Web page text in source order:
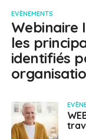
EVÈNEMENTS
Webinaire
les
identifiés